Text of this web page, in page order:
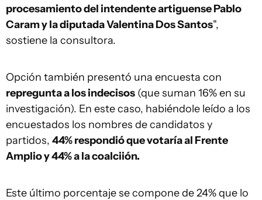
procesamiento del intendente artiguense Pablo
Caram y la diputada Valentina Dos Santos",
sostiene la consultora.
Opción también presentó una encuesta con
repregunta a los indecisos (que suman 16% en su
investigación). En este caso, habiéndole leído a los
encuestados los nombres de candidatos y
partidos, 44% respondió que votaría al Frente
Amplio y 44% a la coalciión.
Este último porcentaje se compone de 24% que lo